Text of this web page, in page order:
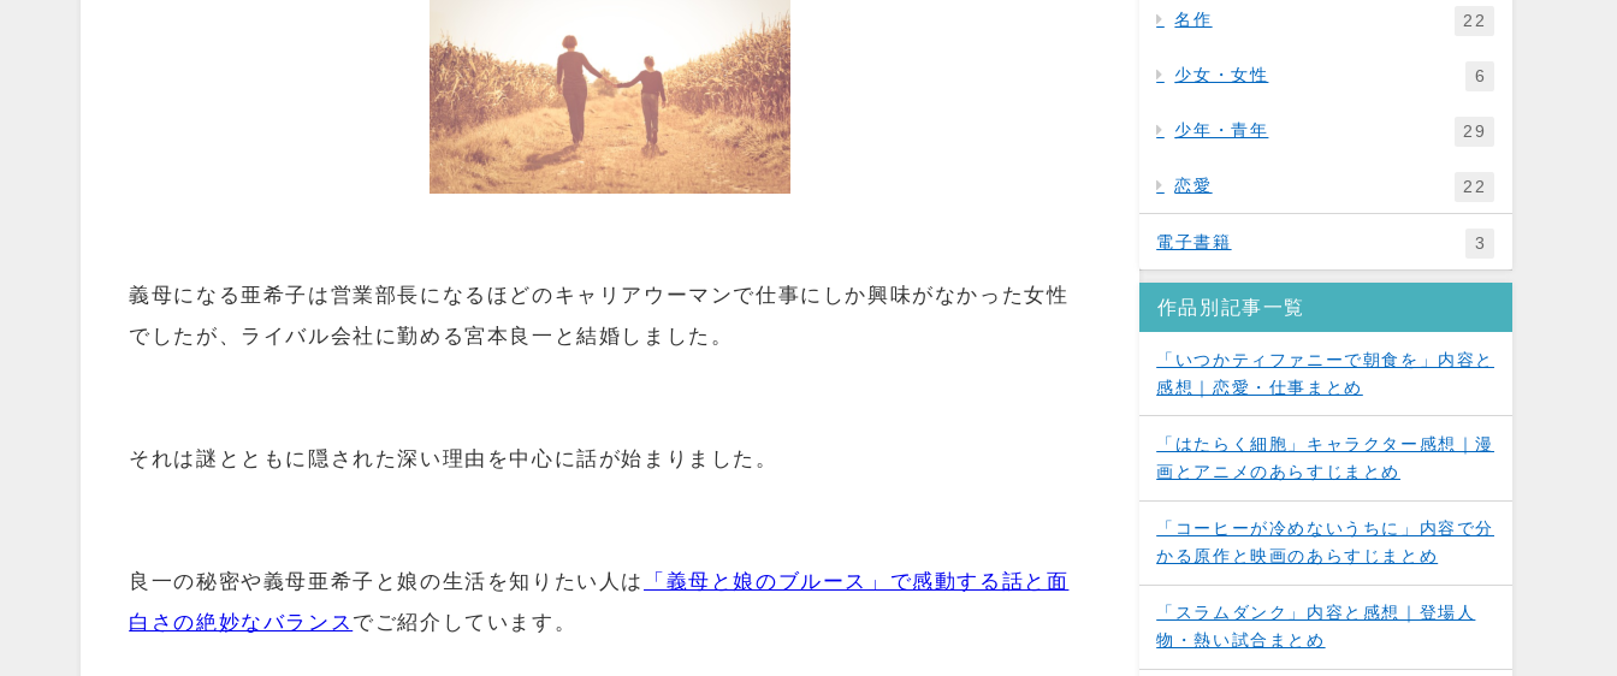
義母になる亜希子は営業部長になるほどのキャリアウーマンで仕事にしか興味がなかった女性
でしたが、ライバル会社に勤める宮本良一と結婚しました。
それは謎とともに隠された深い理由を中心に話が始まりました。
良一の秘密や義母亜希子と娘の生活を知りたい人は
「義母と娘のブルース」で感動する話と面
白さの絶妙なバランス でご紹介しています。
名作 22
少女・女性 6
少年・青年 29
恋愛 22
電子書籍 3
作品別記事一覧
「いつかティファニーで朝食を」内容と
感想｜恋愛・仕事まとめ
「はたらく細胞」キャラクター感想｜漫
画とアニメのあらすじまとめ
「コーヒーが冷めないうちに」内容で分
かる原作と映画のあらすじまとめ
「スラムダンク」内容と感想｜登場人
物・熱い試合まとめ